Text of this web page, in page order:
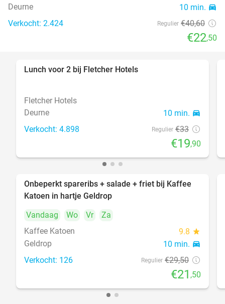
Deurne 10 min. directions_car
Verkocht: 2.424 Regulier €40,60
€22,50
Lunch voor 2 bij Fletcher Hotels
Fletcher Hotels
Deurne
10 min. directions_car
Verkocht: 4.898 Regulier €33
€19,90
27%
Onbeperkt spareribs + salade + friet bij Kaffee
Katoen in hartje Geldrop
Vandaag
Wo Vr
Za
Kaffee Katoen
9.8 star
Geldrop 10 min. directions_car
Verkocht: 126 Regulier €29,50
€21 ,50